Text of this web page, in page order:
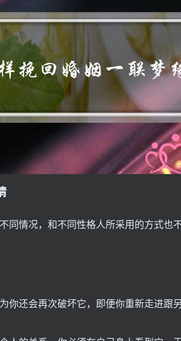
同情况，和不同性格人所采用的方式也
你还会再次破坏它，即便你重新走进跟